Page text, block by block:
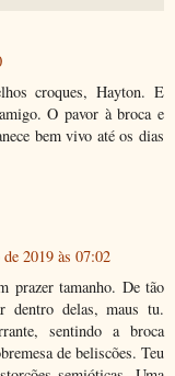
croques, Hayton. E
O pavor à broca e
bem vivo até os dias
2019 às 07:02
prazer tamanho. De tão
dentro delas, maus tu.
sentindo a broca
de beliscões. Teu